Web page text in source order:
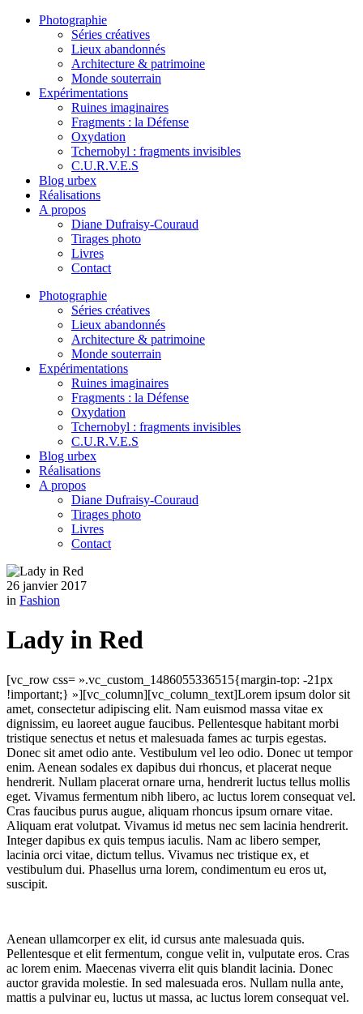
Photographie
Séries créatives
Lieux abandonnés
Architecture & patrimoine
Monde souterrain
Expérimentations
Ruines imaginaires
Fragments : la Défense
Oxydation
Tchernobyl : fragments invisibles
C.U.R.V.E.S
Blog urbex
Réalisations
A propos
Diane Dufraisy-Couraud
Tirages photo
Livres
Contact
Photographie
Séries créatives
Lieux abandonnés
Architecture & patrimoine
Monde souterrain
Expérimentations
Ruines imaginaires
Fragments : la Défense
Oxydation
Tchernobyl : fragments invisibles
C.U.R.V.E.S
Blog urbex
Réalisations
A propos
Diane Dufraisy-Couraud
Tirages photo
Livres
Contact
26 janvier 2017
in Fashion
Lady in Red
[vc_row css= ».vc_custom_1486055336515{margin-top: -21px
!important;} »][vc_column][vc_column_text]Lorem ipsum dolor sit
amet, consectetur adipiscing elit. Nam euismod massa vitae ex
dignissim, eu laoreet augue faucibus. Pellentesque habitant morbi
tristique senectus et netus et malesuada fames ac turpis egestas.
Donec sit amet odio ante. Vestibulum vel leo odio. Donec ut tempor
enim. Aenean sodales ex dapibus dui rhoncus, et placerat neque
hendrerit. Nullam placerat ornare urna, hendrerit luctus tellus mollis
eget. Vivamus fermentum nibh libero, ac luctus lorem consequat vel.
Cras faucibus purus augue, aliquam rhoncus ipsum ornare vitae.
Aliquam erat volutpat. Vivamus id metus nec sem lacinia hendrerit.
Integer dapibus ex quis tempus iaculis. Nam ac libero semper,
lacinia orci vitae, dictum tellus. Vivamus nec tristique ex, et
vestibulum dui. Phasellus urna lorem, condimentum eu eros ut,
suscipit.
Aenean ullamcorper ex elit, id cursus ante malesuada quis.
Pellentesque et elit fermentum, congue velit in, vulputate eros. Cras
ac lorem enim. Maecenas viverra elit quis blandit lacinia. Donec
auctor gravida molestie. In sed malesuada eros. Nullam nulla ante,
mattis a pulvinar eu, luctus ut massa, ac luctus lorem consequat vel.